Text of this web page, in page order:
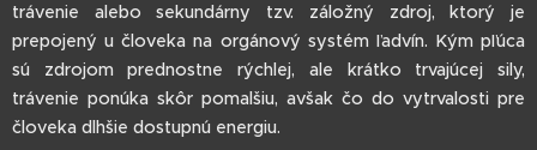
trávenie alebo sekundárny tzv. záložný zdroj, ktorý je
prepojený u človeka na orgánový systém ľadvín. Kým pľúca
sú zdrojom prednostne rýchlej, ale krátko trvajúcej sily,
trávenie ponúka skôr pomalšiu, avšak čo do vytrvalosti pre
človeka dlhšie dostupnú energiu.